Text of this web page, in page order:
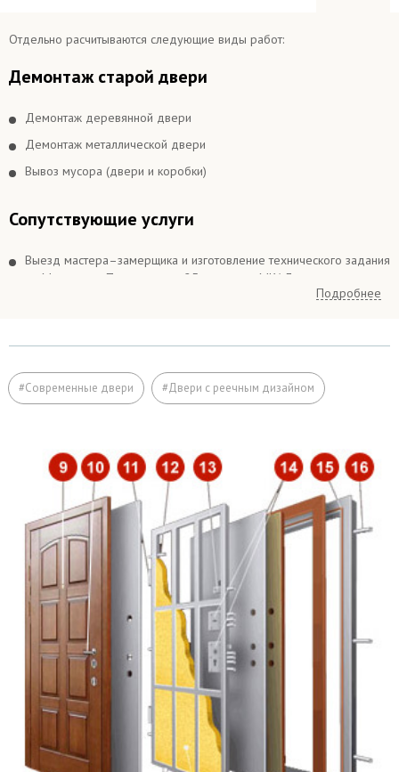
Отдельно расчитываются следующие виды работ:
Демонтаж старой двери
Демонтаж деревянной двери
Демонтаж металлической двери
Вывоз мусора (двери и коробки)
Сопутствующие услуги
Выезд мастера–замерщика и изготовление технического задания
по Москве и в Подмосковье 25 км вокруг МКАДа
Выезд мастера–замерщика и изготовление технического задания
Подъём на этаж (если дверь не проходит по размеру в лифт)
Расширение дверного проема
Заделка швов монтажной пеной
Откосы (изнутри помещения)
Вывод звонков
Утепление дверной коробки
Перенос звонка
Подробнее
#Современные двери #Двери с реечным дизайном